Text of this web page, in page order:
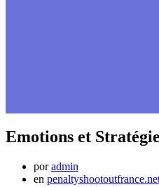
Emotions et
poradmin
en